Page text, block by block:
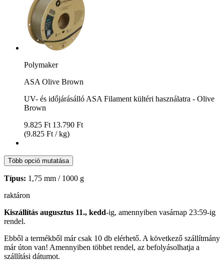
Polymaker
ASA Olive Brown
UV- és időjárásálló ASA Filament kültéri használatra - Olive
Brown
9.825 Ft 13.790 Ft
(9.825 Ft / kg)
Több opció mutatása
Típus: 1,75 mm / 1000 g
raktáron
Kiszállítás augusztus 11., kedd-ig, amennyiben vasárnap 23:59-ig
rendel.
Ebből a termékből már csak 10 db elérhető. A következő szállítmány
már úton van! Amennyiben többet rendel, az befolyásolhatja a
szállítási dátumot.